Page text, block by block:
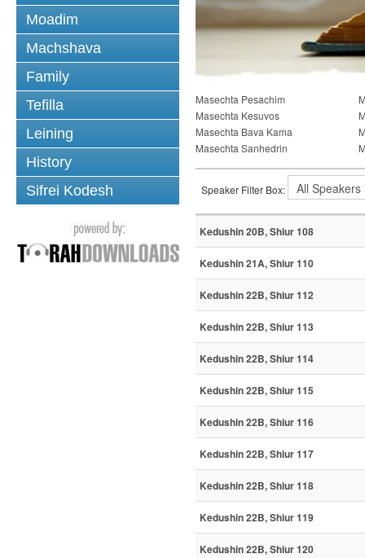
Moadim
Machshava
Family
Tefilla
Leining
History
Sifrei Kodesh
Masechta Pesachim
Masechta Kesuvos
Masechta Bava Kama
Masechta Sanhedrin
Speaker Filter Box:
Kedushin 20B, Shiur 108
Kedushin 21A, Shiur 110
Kedushin 22B, Shiur 112
Kedushin 22B, Shiur 113
Kedushin 22B, Shiur 114
Kedushin 22B, Shiur 115
Kedushin 22B, Shiur 116
Kedushin 22B, Shiur 117
Kedushin 22B, Shiur 118
Kedushin 22B, Shiur 119
Kedushin 22B, Shiur 120